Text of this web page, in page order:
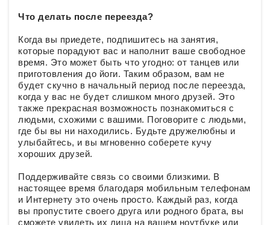
Что делать после переезда?
Когда вы приедете, подпишитесь на занятия,
которые порадуют вас и наполнит ваше свободное
время. Это может быть что угодно: от танцев или
приготовления до йоги. Таким образом, вам не
будет скучно в начальный период после переезда,
когда у вас не будет слишком много друзей. Это
также прекрасная возможность познакомиться с
людьми, схожими с вашими. Поговорите с людьми,
где бы вы ни находились. Будьте дружелюбны и
улыбайтесь, и вы мгновенно соберете кучу
хороших друзей.
Поддерживайте связь со своими близкими. В
настоящее время благодаря мобильным телефонам
и Интернету это очень просто. Каждый раз, когда
вы пропустите своего друга или родного брата, вы
сможете увидеть их лица на вашем ноутбуке или